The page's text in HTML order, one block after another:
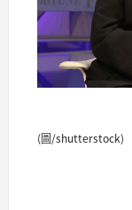
(圖/shutterstock)